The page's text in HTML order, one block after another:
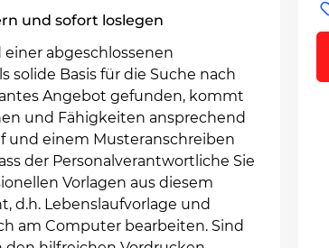
und sofort loslegen
abgeschlossenen
solide Basis für die Suche nach
Angebot gefunden, kommt
und Fähigkeiten ansprechend
und einem Musteranschreiben
der Personalverantwortliche Sie
Vorlagen aus diesem
d.h. Lebenslaufvorlage und
am Computer bearbeiten. Sind